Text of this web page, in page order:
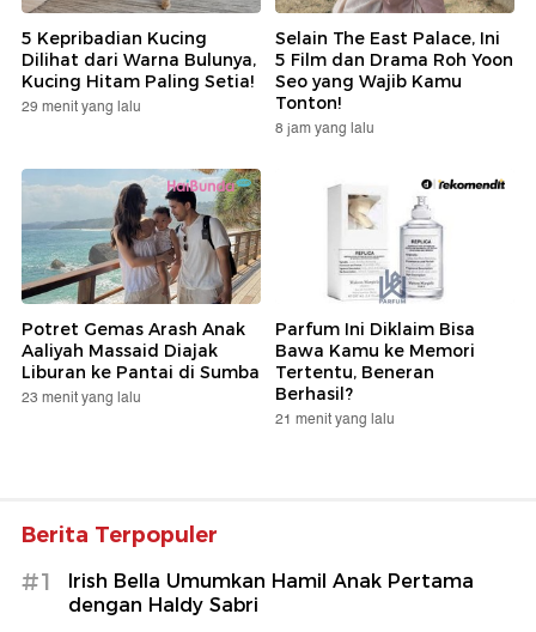
5 Kepribadian Kucing
Dilihat dari Warna Bulunya,
Kucing Hitam Paling Setia!
29 menit yang lalu
Selain The East Palace, Ini
5 Film dan Drama Roh Yoon
Seo yang Wajib Kamu
Tonton!
8 jam yang lalu
Potret Gemas Arash Anak
Aaliyah Massaid Diajak
Liburan ke Pantai di Sumba
23 menit yang lalu
Parfum Ini Diklaim Bisa
Bawa Kamu ke Memori
Tertentu, Beneran
Berhasil?
21 menit yang lalu
Berita Terpopuler
#1
Irish Bella Umumkan Hamil Anak Pertama
dengan Haldy Sabri